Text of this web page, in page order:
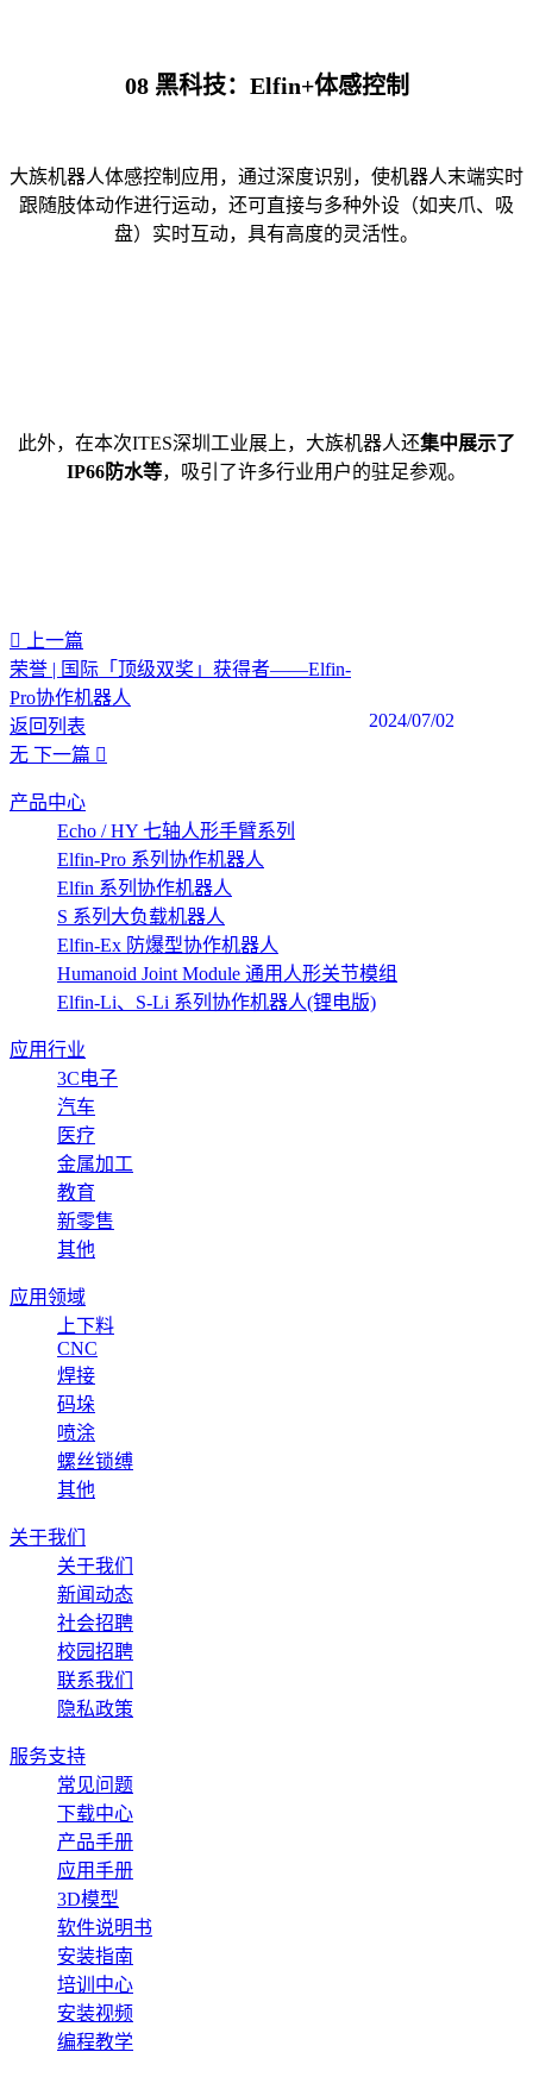
08 黑科技：Elfin+体感控制
大族机器人体感控制应用，通过深度识别，使机器人末端实时
跟随肢体动作进行运动，还可直接与多种外设（如夹爪、吸
盘）实时互动，具有高度的灵活性。
此外，在本次ITES深圳工业展上，大族机器人还集中展示了
IP66防水等，吸引了许多行业用户的驻足参观。
上一篇
荣誉 | 国际「顶级双奖」获得者——Elfin-
Pro协作机器人
2024/07/02
返回列表
无 下一篇
产品中心
Echo / HY 七轴人形手臂系列
Elfin-Pro 系列协作机器人
Elfin 系列协作机器人
S 系列大负载机器人
Elfin-Ex 防爆型协作机器人
Humanoid Joint Module 通用人形关节模组
Elfin-Li、S-Li 系列协作机器人(锂电版)
应用行业
3C电子
汽车
医疗
金属加工
教育
新零售
其他
应用领域
上下料
CNC
焊接
码垛
喷涂
螺丝锁缚
其他
关于我们
关于我们
新闻动态
社会招聘
校园招聘
联系我们
隐私政策
服务支持
常见问题
下载中心
产品手册
应用手册
3D模型
软件说明书
安装指南
培训中心
安装视频
编程教学